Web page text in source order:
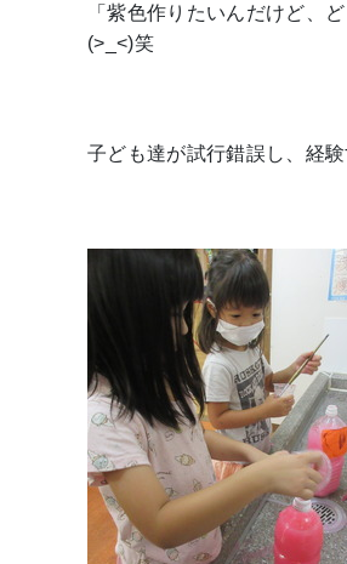
「紫色作りたいんだけど、
(>_<)笑
子ども達が試行錯誤し、経